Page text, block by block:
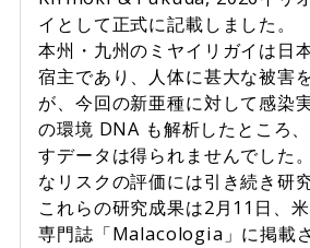
イとして正式に記載しました。
本州・九州のミヤイリガイは日
宿主であり、人体に甚大な被害
が、今回の新亜種に対して感染
の環境 DNA も解析したところ
すデータは得られませんでした
なリスクの評価には引き続き研
これらの研究成果は2月11日、
専門誌「Malacologia」に掲載さ